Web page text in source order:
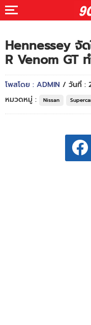
Hennessey จั
R Venom GT
โพสโดย : ADMIN / วันที่ :
หมวดหมู่ :
Nissan